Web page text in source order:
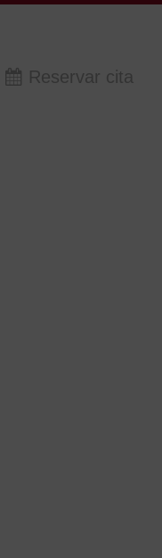
Reservar cita